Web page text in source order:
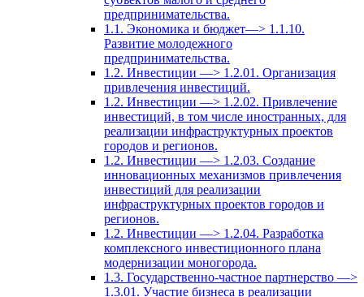
предпринимательства.
1.1. Экономика и бюджет—> 1.1.10.
Развитие молодежного
предпринимательства.
1.2. Инвестиции —> 1.2.01. Организация
привлечения инвестиций.
1.2. Инвестиции —> 1.2.02. Привлечение
инвестиций, в том числе иностранных, для
реализации инфраструктурных проектов
городов и регионов.
1.2. Инвестиции —> 1.2.03. Создание
инновационных механизмов привлечения
инвестиций для реализации
инфраструктурных проектов городов и
регионов.
1.2. Инвестиции —> 1.2.04. Разработка
комплексного инвестиционного плана
модернизации моногорода.
1.3. Государственно-частное партнерство —>
1.3.01. Участие бизнеса в реализации